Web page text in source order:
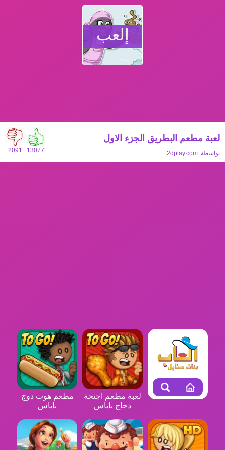
إلعب
2091 13077
لعبة مطعم البطريق الجزء الاول
بواسطة: 2dplay.com
لعبة مطعم اجنحة
دجاج باباس
مطعم هوت دوج
باباس